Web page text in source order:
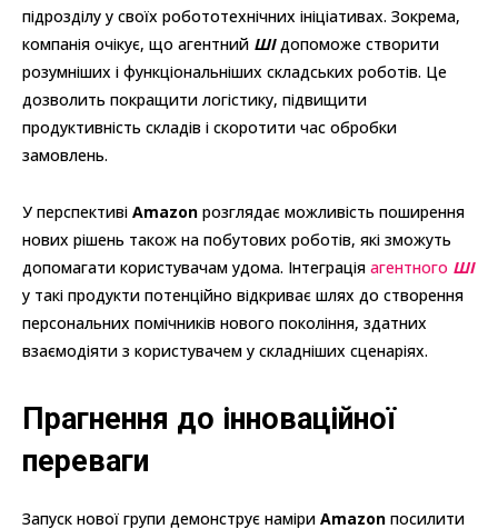
підрозділу у своїх робототехнічних ініціативах. Зокрема,
компанія очікує, що агентний ШІдопоможе створити
розумніших і функціональніших складських роботів. Це
дозволить покращити логістику, підвищити
продуктивність складів і скоротити час обробки
замовлень.
У перспективі Amazon розглядає можливість поширення
нових рішень також на побутових роботів, які зможуть
допомагати користувачам удома. Інтеграція агентного ШІ
у такі продукти потенційно відкриває шлях до створення
персональних помічників нового покоління, здатних
взаємодіяти з користувачем у складніших сценаріях.
Прагнення до інноваційної
переваги
Запуск нової групи демонструє наміри Amazon посилити